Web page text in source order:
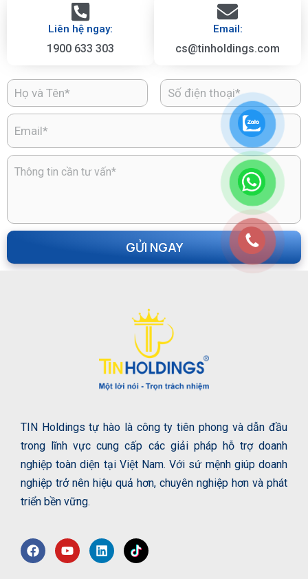
Liên hệ ngay:
1900 633 303
Email:
cs@tinholdings.com
TIN Holdings tự hào là công ty tiên phong và dẫn đầu
trong lĩnh vực cung cấp các giải pháp hỗ trợ doanh
nghiệp toàn diện tại Việt Nam. Với sứ mệnh giúp doanh
nghiệp trở nên hiệu quả hơn, chuyên nghiệp hơn và phát
triển bền vững.